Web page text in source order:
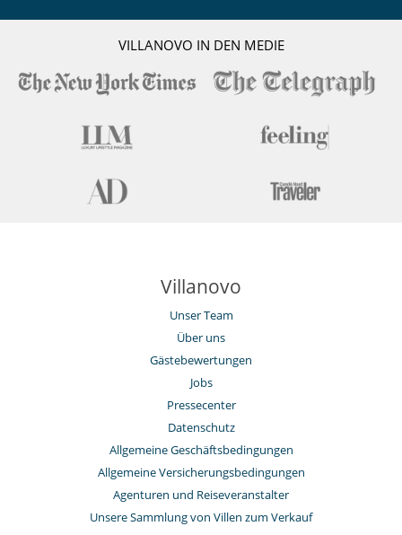
VILLANOVO IN DEN MEDIE
Villanovo
Unser Team
Über uns
Gästebewertungen
Jobs
Pressecenter
Datenschutz
Allgemeine Geschäftsbedingungen
Allgemeine Versicherungsbedingungen
Agenturen und Reiseveranstalter
Unsere Sammlung von Villen zum Verkauf